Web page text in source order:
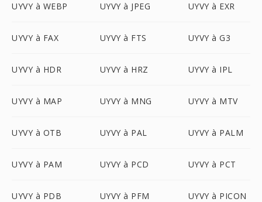
UYVY à WEBP UYVY à JPEG UYVY à EXR
UYVY à FAX UYVY à FTS UYVY à G3
UYVY à HDR UYVY à HRZ UYVY à IPL
UYVY à MAP UYVY à MNG UYVY à MTV
UYVY à OTB UYVY à PAL UYVY à PALM
UYVY à PAM UYVY à PCD UYVY à PCT
UYVY à PDB UYVY à PFM UYVY à PICON